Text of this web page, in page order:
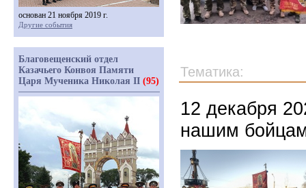
Тематика:
12 декабря
нашим
основан 21 ноября 2019 г.
Другие события
Благовещенский отдел
Казачьего Конвоя Памяти
Царя Мученика Николая II (95)